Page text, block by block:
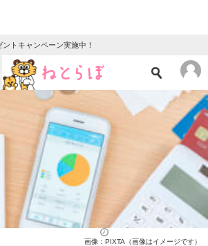
トキャンペーン実施中！
ニュース
クイズ
地域
教育・育児
リサーチ
画像：PIXTA（画像はイメージです）